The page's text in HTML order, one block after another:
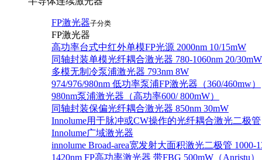
FP激光器子分类
FP激光器
高功率台式中红外单模FP光源 2000nm 10/15mW
同轴封装单模光纤耦合激光器 780-1060nm 20/30mW
多模无制冷泵浦激光器 793nm 8W
974/976/980nm 低功率泵浦FP激光器（360/460mw）
980nm泵浦激光器（高功率600/ 800mW）
同轴封装保偏光纤耦合激光器 850nm 30mW
Innolume用于脉冲或CW操作的光纤耦合激光二极管
Innolume广域激光器
innolume Broad-area宽发射大面积激光二极管 1000-
1420nm FP高功率激光器 带FBG 500mW（Anristu）